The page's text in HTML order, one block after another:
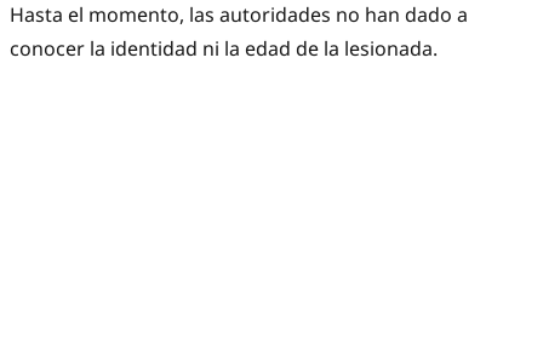
Hasta el momento, las autoridades no han dado a
conocer la identidad ni la edad de la lesionada.